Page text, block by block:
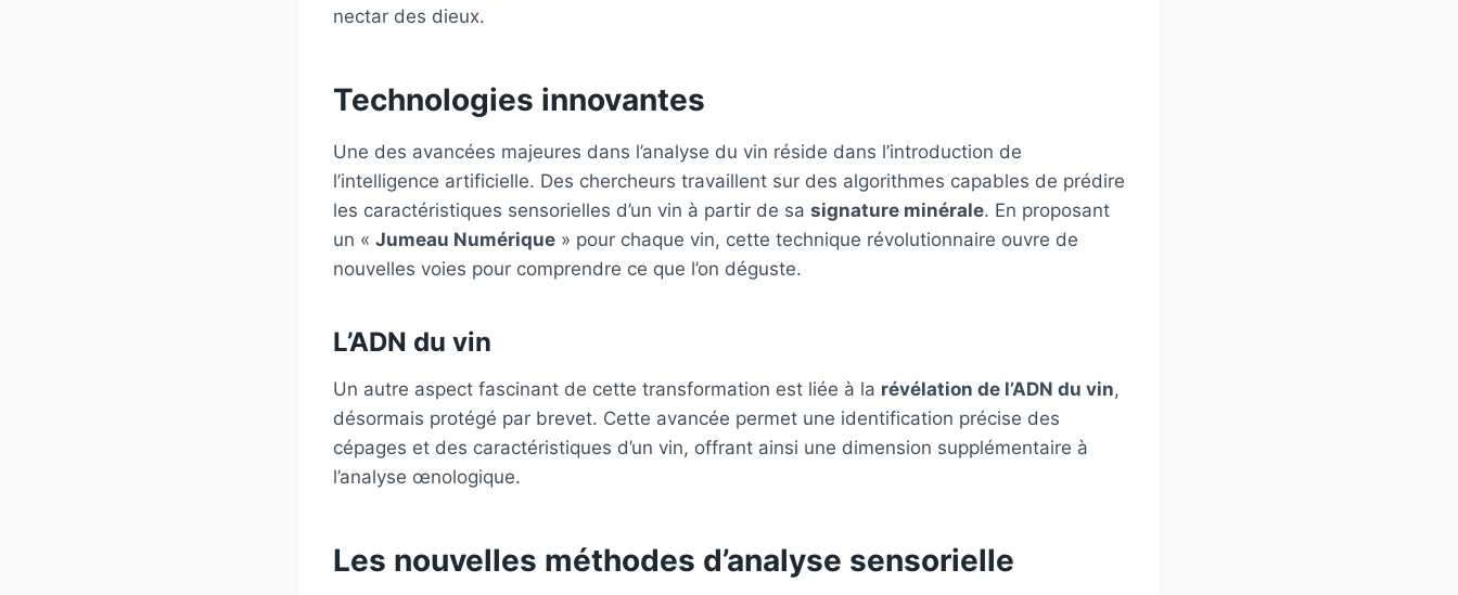
nectar des dieux.
Technologies innovantes
Une des avancées majeures dans l’analyse du vin réside dans l’introduction de
l’intelligence artificielle. Des chercheurs travaillent sur des algorithmes capables de prédire
les caractéristiques sensorielles d’un vin à partir de sa signature minérale. En proposant
un « Jumeau Numérique » pour chaque vin, cette technique révolutionnaire ouvre de
nouvelles voies pour comprendre ce que l’on déguste.
L’ADN du vin
Un autre aspect fascinant de cette transformation est liée à la révélation de l’ADN du vin,
désormais protégé par brevet. Cette avancée permet une identification précise des
cépages et des caractéristiques d’un vin, offrant ainsi une dimension supplémentaire à
l’analyse œnologique.
Les nouvelles méthodes d’analyse sensorielle